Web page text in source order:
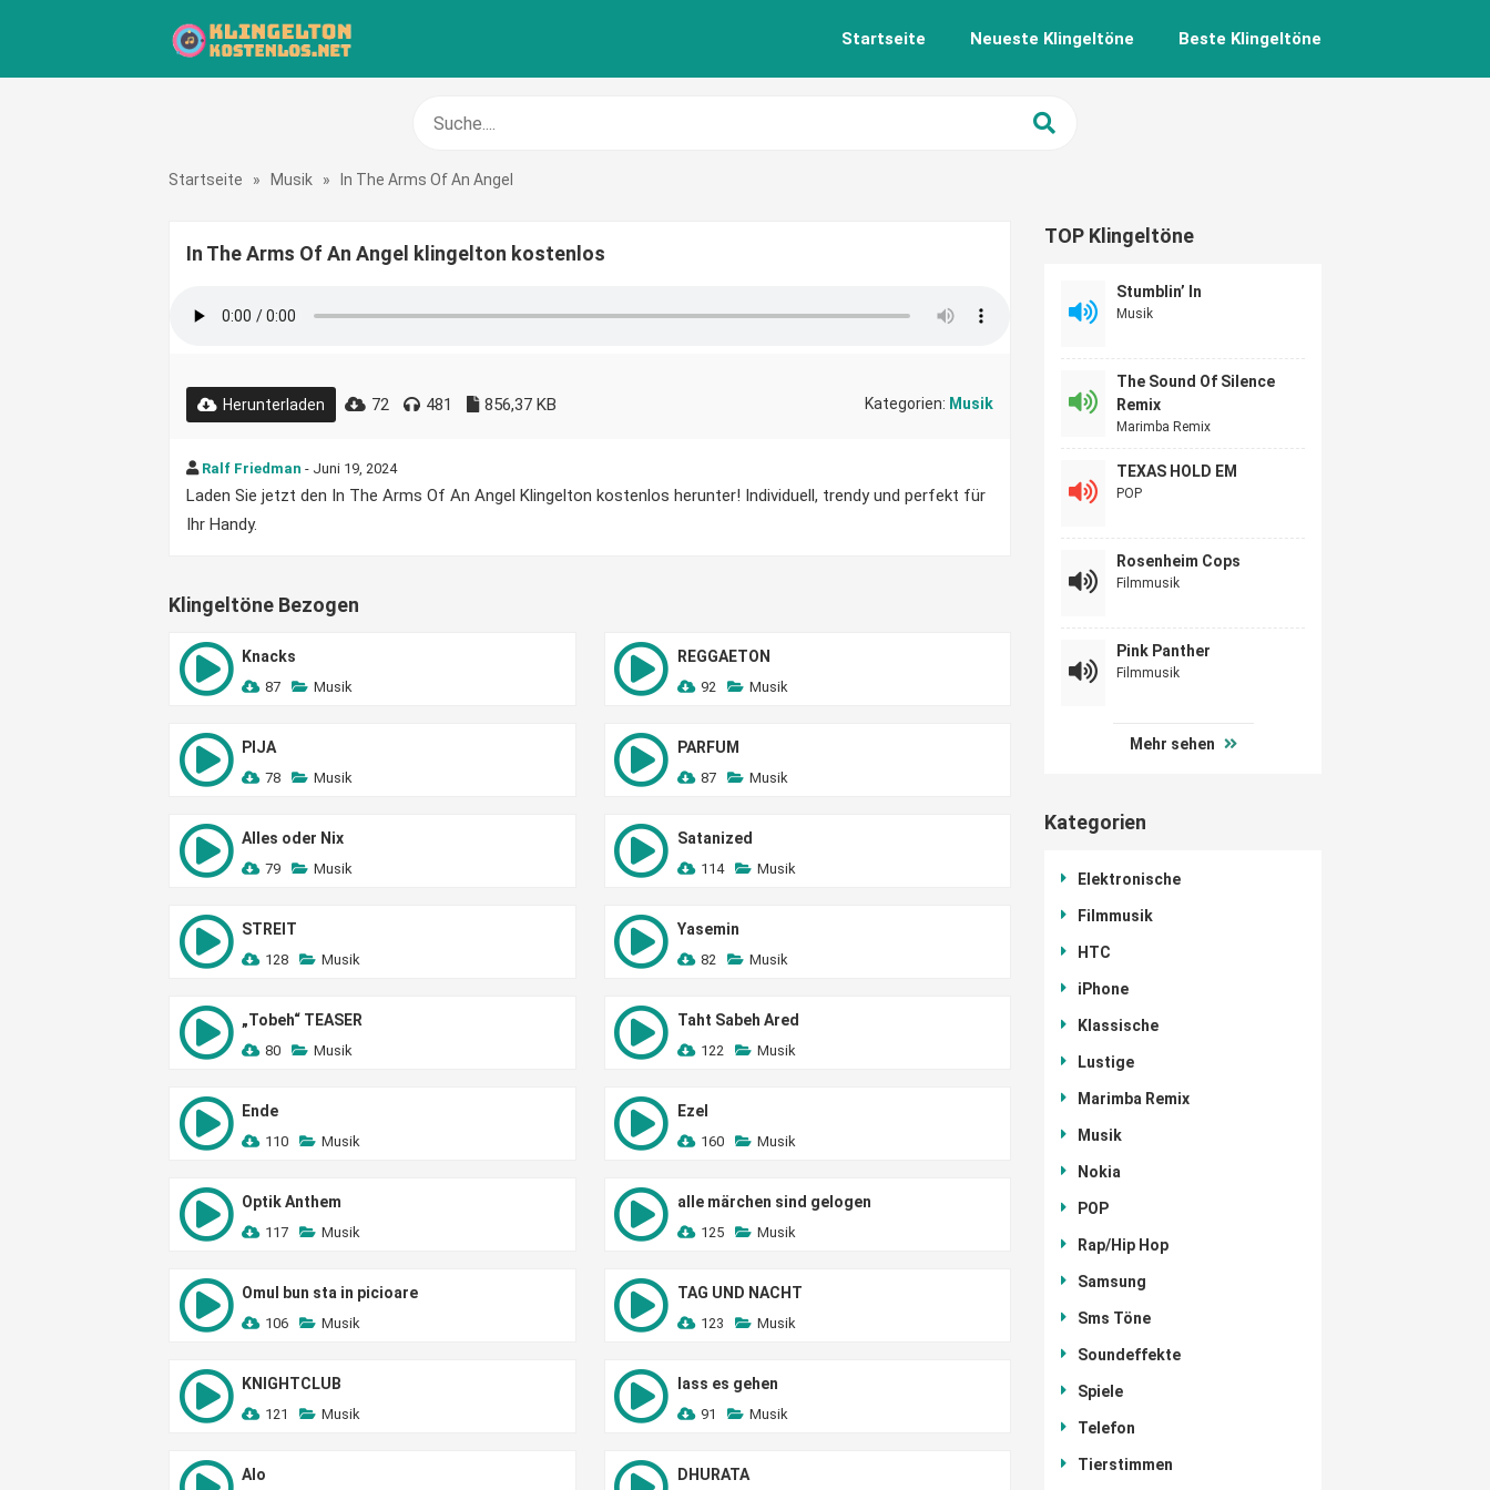
Startseite Neueste Klingeltöne Beste Klingeltöne
Startseite » Musik » In The Arms Of An Angel
In The Arms Of An Angel klingelton kostenlos
Herunterladen 72 481 856,37 KB Kategorien: Musik
Ralf Friedman - Juni 19, 2024
Laden Sie jetzt den In The Arms Of An Angel Klingelton kostenlos herunter! Individuell, trendy und perfekt für
Ihr Handy.
Klingeltöne Bezogen
Knacks
87 Musik
REGGAETON
92 Musik
PIJA
78 Musik
PARFUM
87 Musik
Alles oder Nix
79 Musik
Satanized
114 Musik
STREIT
128 Musik
Yasemin
82 Musik
„Tobeh“ TEASER
80 Musik
Taht Sabeh Ared
122 Musik
Ende
110 Musik
Ezel
160 Musik
Optik Anthem
117 Musik
alle märchen sind gelogen
125 Musik
Omul bun sta in picioare
106 Musik
TAG UND NACHT
123 Musik
KNIGHTCLUB
121 Musik
lass es gehen
91 Musik
Alo DHURATA
TOP Klingeltöne
Stumblin’ In
Musik
The Sound Of Silence
Remix
Marimba Remix
TEXAS HOLD EM
POP
Rosenheim Cops
Filmmusik
Pink Panther
Filmmusik
Mehr sehen
Kategorien
Elektronische
Filmmusik
HTC
iPhone
Klassische
Lustige
Marimba Remix
Musik
Nokia
POP
Rap/Hip Hop
Samsung
Sms Töne
Soundeffekte
Spiele
Telefon
Tierstimmen